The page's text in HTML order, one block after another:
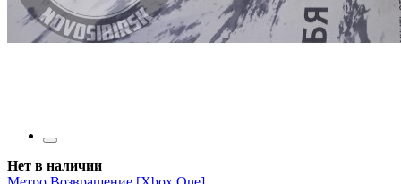
Нет в наличии